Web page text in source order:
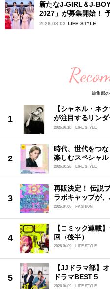
新たなJ-GIRL＆J-
2027」が募集開始！
視した「新システム」
2026.08.03 LIFE STYLE
編集部
【シャネル・ネ
が注目するリン
2026.06.18
LIFE STYLE
時代、世代をつ
楽しむスペシャ
2026.03.26 LIFE STYLE
再販決定！ 伝説
ラボキャップが
2026.04.06 FASHION
【コミック連載
回（後半）
2026.04.09 LIFE STYLE
【JJドラマ部】
ドラマBEST５
2026.04.09 LIFE STYLE